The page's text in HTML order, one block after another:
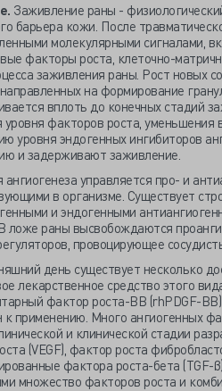
Заживление раны -
барьера кожи. После
молекулярными сигналами,
факторы роста, клеточно-
заживления раны. Рост новых
на формирование
вплоть до конечных стадий
факторов роста, уменьшения
уровня эндогенных ингибиторов
и задерживают заживление.
ангиогенеза управляется про- и
в организме. Существует
и эндогенными
ложе раны высвобождаются
провоцирующее
день существует несколько
лекарственное средство этого
фактор роста-BB (rhPDGF-
к применению. Много ангиогенных
и клинической стадии
(VEGF), фактор роста
фактора роста-бета (TGF-
множество факторов роста и